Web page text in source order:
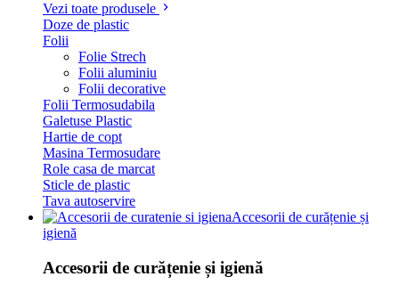
Vezi toate produsele
Doze de plastic
Folii
Folie Strech
Folii aluminiu
Folii decorative
Folii Termosudabila
Galetuse Plastic
Hartie de copt
Masina Termosudare
Role casa de marcat
Sticle de plastic
Tava autoservire
Accesorii de curățenie și
igienă
Accesorii de curățenie și igienă